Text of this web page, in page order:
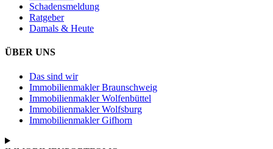
Schadensmeldung
Ratgeber
Damals & Heute
ÜBER UNS
Das sind wir
Immobilienmakler Braunschweig
Immobilienmakler Wolfenbüttel
Immobilienmakler Wolfsburg
Immobilienmakler Gifhorn